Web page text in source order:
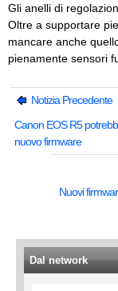
Gli anelli di
Oltre a supportare
mancare anche
pienamente sensori
Notizia Precedente
Canon EOS R5
nuovo firmware
Nuovi
Dal network